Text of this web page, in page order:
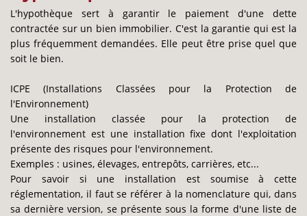
L'hypothèque sert à garantir le paiement d'une dette
contractée sur un bien immobilier. C'est la garantie qui est la
plus fréquemment demandées. Elle peut être prise quel que
soit le bien.
ICPE (Installations Classées pour la Protection de
l'Environnement)
Une installation classée pour la protection de
l'environnement est une installation fixe dont l'exploitation
présente des risques pour l'environnement.
Exemples : usines, élevages, entrepôts, carrières, etc...
Pour savoir si une installation est soumise à cette
réglementation, il faut se référer à la nomenclature qui, dans
sa dernière version, se présente sous la forme d'une liste de